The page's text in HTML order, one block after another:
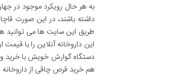
به هر حال رویکرد موجود در
داشته باشند، در این صورت
طریق این سایت ها می توانید
این داروخانه آنلاین را با
دستگاه گوارش خویش با خرید
هم خرید قرص چاقی از